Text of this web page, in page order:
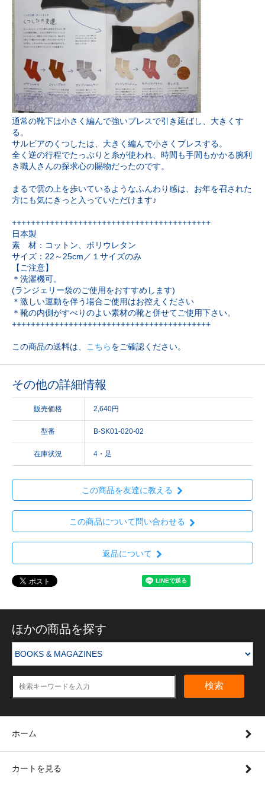
通常の靴下は小さく編んで強いプレスで引き延ばし、大きくす
る。
サルビアのくつしたは、大きく編んで小さくプレスする。
全く逆の行程でたっぷりと糸が使われ、時間も手間もかかる腕利
き職人さんの探求心の賜物だったのです。
まるで雲の上を歩いているようなふんわり感は、お年を召された
方にも気にきっと入っていただけます♪
++++++++++++++++++++++++++++++++++++++++++
日本製
素 材：コットン、ポリウレタン
サイズ：22～25cm／１サイズのみ
【ご注意】
＊洗濯機可。
(ランジェリー袋のご使用をおすすめします)
＊激しい運動を伴う場合ご使用はお控えください
＊靴の内側がすべりのよい素材の靴と併せてご使用下さい。
++++++++++++++++++++++++++++++++++++++++++
この商品の送料は、 こちらをご確認ください。
その他の詳細情報
販売価格 2,640円
型番 B-SK01-020-02
在庫状況 4・足
この商品を友達に教える
この商品について問い合わせる
返品について
ほかの商品を探す
検索
ホーム
カートを見る